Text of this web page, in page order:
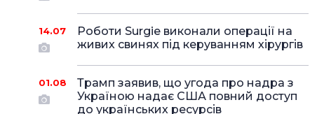
14.07
Роботи Surgie виконали операції на
живих свинях під керуванням хірургів
01.08
Трамп заявив, що угода про надра з
Україною надає США повний доступ
до українських ресурсів